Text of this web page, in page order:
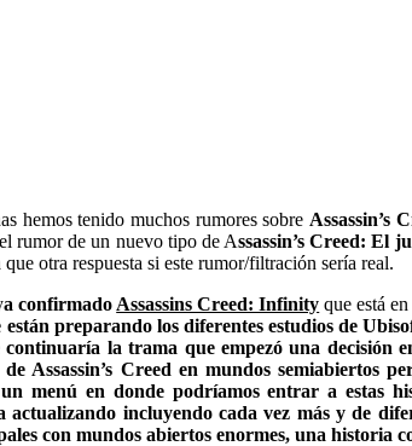
hemos tenido muchos rumores sobre Assassin’s
rumor de un nuevo tipo de Assassin’s Creed: El
otra respuesta si este rumor/filtración sería real.
a confirmado Assassins Creed: Infinity que está
preparando los diferentes estudios de
la trama que empezó una decisión
Assassin’s Creed en mundos semiabiertos
un menú en donde podríamos entrar a estas
actualizando incluyendo cada vez más y de
con mundos abiertos enormes, una historia